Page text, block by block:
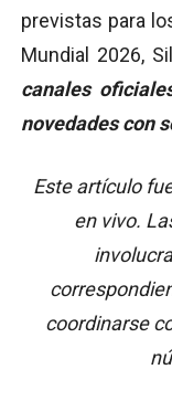
previstas para
Mundial 2026,
canales
novedades con
Este artículo
en vivo.
coordinarse